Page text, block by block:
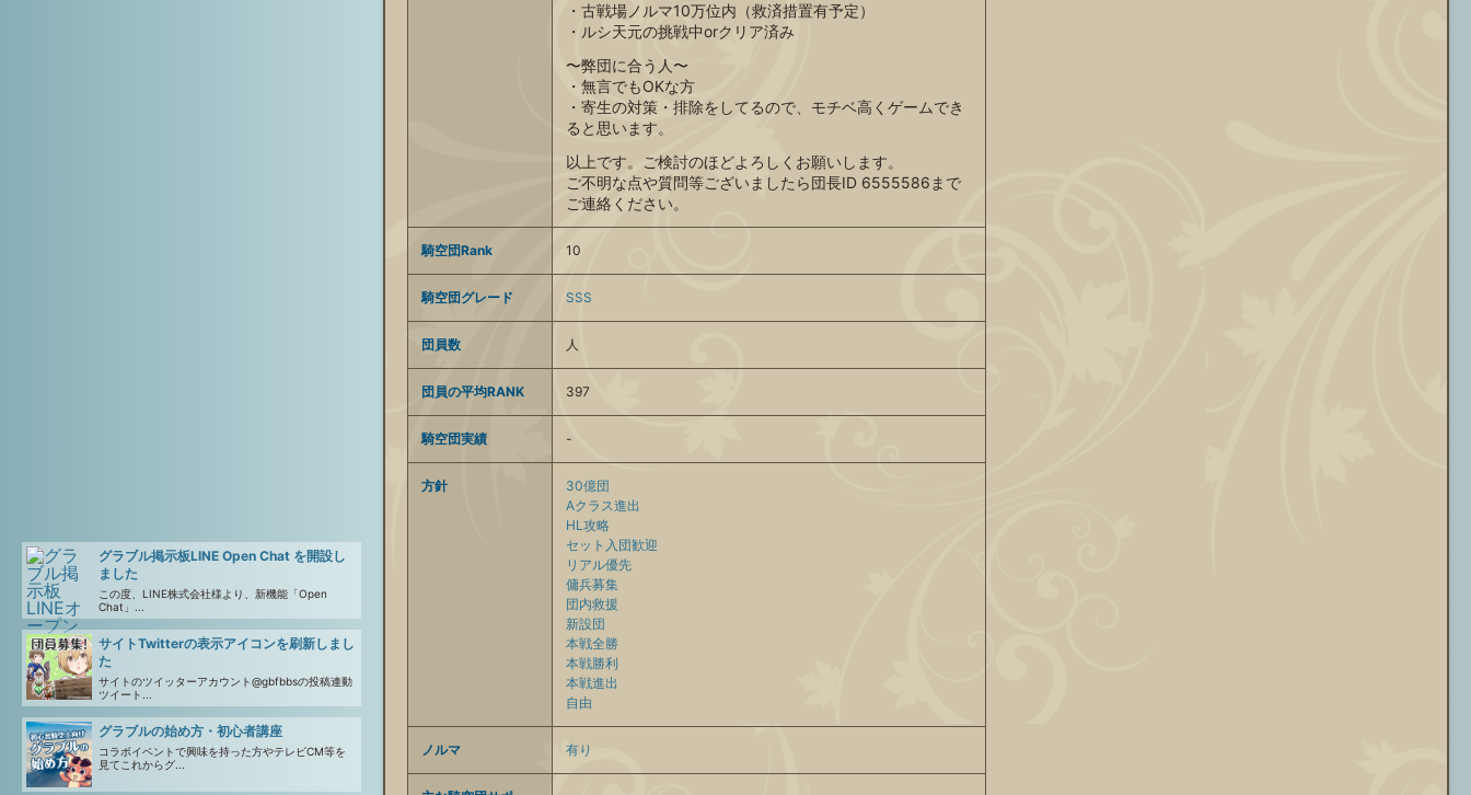
グラブル掲示板LINE Open Chat を開設し
ました
この度、LINE株式会社様より、新機能「Open
Chat」...
サイトTwitterの表示アイコンを刷新しまし
た
サイトのツイッターアカウント@gbfbbsの投稿連動
ツイート...
グラブルの始め方・初心者講座
コラボイベントで興味を持った方やテレビCM等を
見てこれからグ...
・古戦場ノルマ10万位内（救済措置有予定）
・ルシ天元の挑戦中orクリア済み
〜弊団に合う人〜
・無言でもOKな方
・寄生の対策・排除をしてるので、モチベ高くゲームでき
ると思います。
以上です。ご検討のほどよろしくお願いします。
ご不明な点や質問等ございましたら団長ID 6555586まで
ご連絡ください。
騎空団Rank 10
騎空団グレード SSS
団員数 人
団員の平均RANK 397
騎空団実績 -
方針
30億団
Aクラス進出
HL攻略
セット入団歓迎
リアル優先
傭兵募集
団内救援
新設団
本戦全勝
本戦勝利
本戦進出
自由
ノルマ 有り